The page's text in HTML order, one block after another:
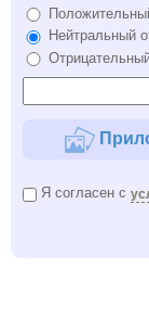
Нейтральный
Я согласен с